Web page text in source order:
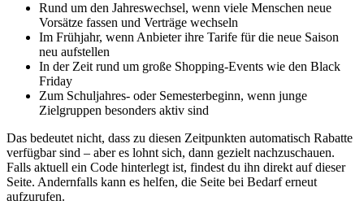
Rund um den Jahreswechsel, wenn viele Menschen neue
Vorsätze fassen und Verträge wechseln
Im Frühjahr, wenn Anbieter ihre Tarife für die neue Saison
neu aufstellen
In der Zeit rund um große Shopping-Events wie den Black
Friday
Zum Schuljahres- oder Semesterbeginn, wenn junge
Zielgruppen besonders aktiv sind
Das bedeutet nicht, dass zu diesen Zeitpunkten automatisch Rabatte
verfügbar sind – aber es lohnt sich, dann gezielt nachzuschauen.
Falls aktuell ein Code hinterlegt ist, findest du ihn direkt auf dieser
Seite. Andernfalls kann es helfen, die Seite bei Bedarf erneut
aufzurufen.